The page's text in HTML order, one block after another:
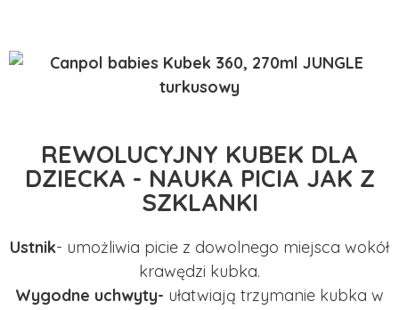
REWOLUCYJNY KUBEK DLA
DZIECKA - NAUKA PICIA JAK Z
SZKLANKI
Ustnik- umożliwia picie z dowolnego miejsca wokół
krawędzi kubka.
Wygodne uchwyty- ułatwiają trzymanie kubka w